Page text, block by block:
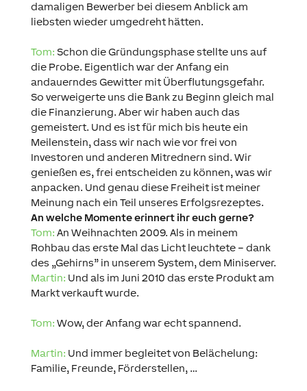
damaligen Bewerber bei diesem Anblick am
liebsten wieder umgedreht hätten.
Tom: Schon die Gründungsphase stellte uns auf
die Probe. Eigentlich war der Anfang ein
andauerndes Gewitter mit Überflutungsgefahr.
So verweigerte uns die Bank zu Beginn gleich mal
die Finanzierung. Aber wir haben auch das
gemeistert. Und es ist für mich bis heute ein
Meilenstein, dass wir nach wie vor frei von
Investoren und anderen Mitrednern sind. Wir
genießen es, frei entscheiden zu können, was wir
anpacken. Und genau diese Freiheit ist meiner
Meinung nach ein Teil unseres Erfolgsrezeptes.
An welche Momente erinnert ihr euch gerne?
Tom: An Weihnachten 2009. Als in meinem
Rohbau das erste Mal das Licht leuchtete – dank
des „Gehirns” in unserem System, dem Miniserver.
Martin: Und als im Juni 2010 das erste Produkt am
Markt verkauft wurde.
Tom: Wow, der Anfang war echt spannend.
Martin: Und immer begleitet von Belächelung:
Familie, Freunde, Förderstellen, …